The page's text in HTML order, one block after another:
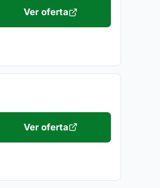
Ver oferta
Ver oferta